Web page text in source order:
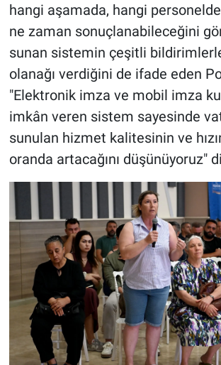
hangi aşamada, hangi
ne zaman sonuçlanabileceğini
sunan sistemin çeşitli
olanağı verdiğini de ifade eden
"Elektronik imza ve mobil imza
imkân veren sistem sayesinde
sunulan hizmet kalitesinin ve
oranda artacağını düşünüyoruz"